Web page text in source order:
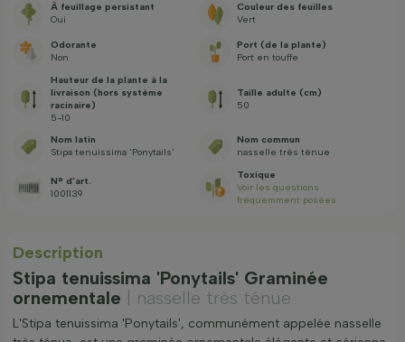
À feuillage persistant
Oui
Couleur des feuilles
Vert
Odorante
Non
Port (de la plante)
Port en touffe
Hauteur de la plante à la
livraison (hors système
racinaire)
5-10
Taille adulte (cm)
50
Nom latin
Stipa tenuissima 'Ponytails'
Nom commun
nasselle très ténue
N° d’art.
1001139
Toxique
Voir les questions
fréquemment posées
Description
Stipa tenuissima 'Ponytails' Graminée
ornementale
| nasselle très ténue
L'Stipa tenuissima 'Ponytails', communément appelée nasselle